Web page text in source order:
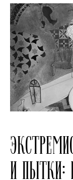
И ПЫТКИ: